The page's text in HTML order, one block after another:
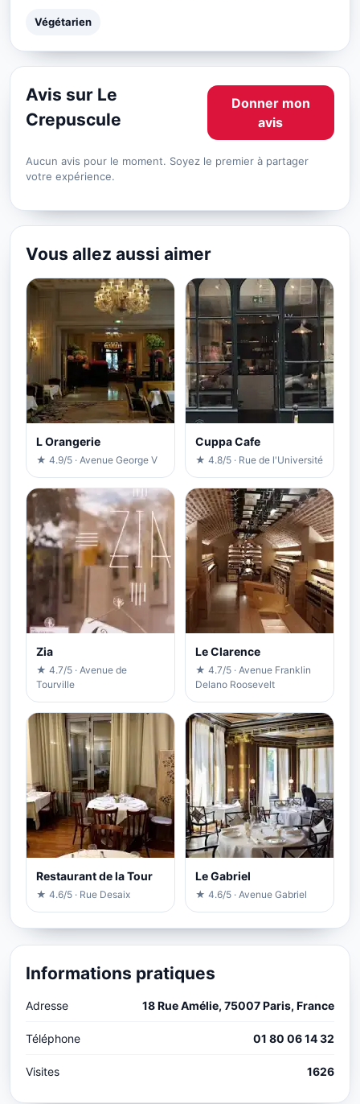
Végétarien
Avis sur Le
Crepuscule
Donner mon
avis
Aucun avis pour le moment. Soyez le premier à partager
votre expérience.
Vous allez aussi aimer
L Orangerie
★ 4.9/5 · Avenue George V
Cuppa Cafe
★ 4.8/5 · Rue de l'Université
Zia
★ 4.7/5 · Avenue de
Tourville
Le Clarence
★ 4.7/5 · Avenue Franklin
Delano Roosevelt
Restaurant de la Tour
★ 4.6/5 · Rue Desaix
Le Gabriel
★ 4.6/5 · Avenue Gabriel
Informations pratiques
Adresse 18 Rue Amélie, 75007 Paris, France
Téléphone 01 80 06 14 32
Visites 1626